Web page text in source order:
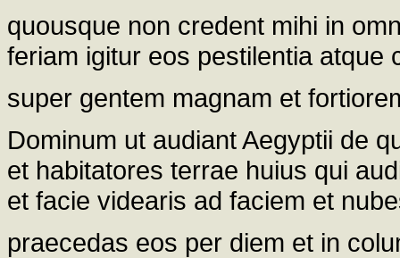
quousque non credent mihi in
feriam igitur eos pestilentia atque
super gentem magnam et
Dominum ut audiant Aegyptii de
et habitatores terrae huius qui
et facie videaris ad faciem et
praecedas eos per diem et in